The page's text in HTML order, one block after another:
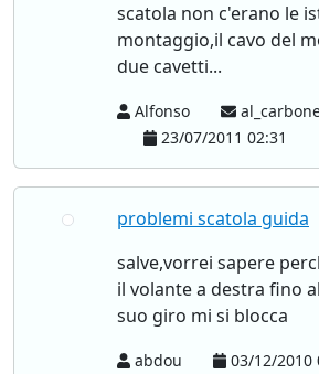
scatola non c'erano le
montaggio,il cavo del
due cavetti...
Alfonso
23/07/2011 02:31
problemi scatola guida
salve,vorrei sapere
il volante a destra fino
suo giro mi si blocca
abdou
03/12/2010